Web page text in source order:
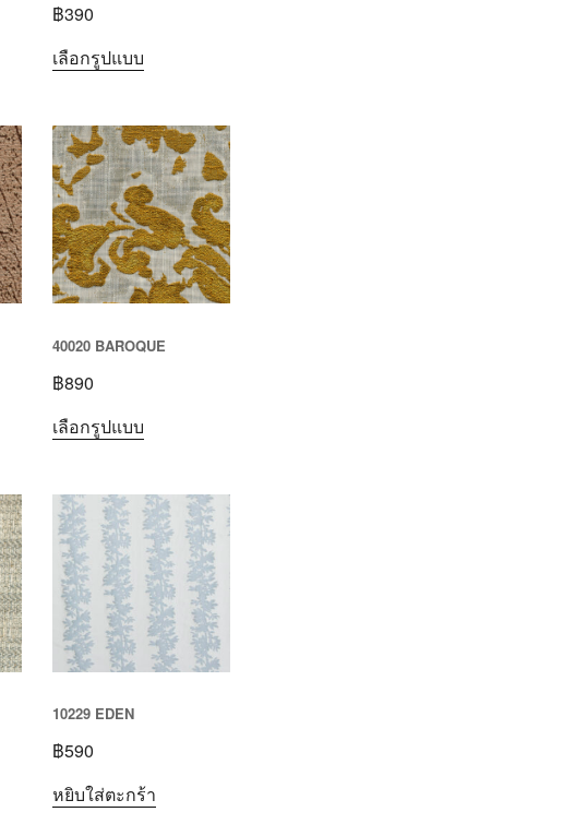
฿390
เลือกรูปแบบ
40020 BAROQUE
฿890
เลือกรูปแบบ
10229 EDEN
฿590
หยิบใส่ตะกร้า